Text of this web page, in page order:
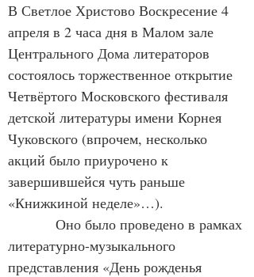
В Светлое Христово Воскресение 4
апреля в 2 часа дня в Малом зале
Центрального Дома литераторов
состоялось торжественное открытие
Четвёртого Московского фестиваля
детской литературы имени Корнея
Чуковского (впрочем, несколько
акций было приурочено к
завершившейся чуть раньше
«Книжкиной неделе»…).
литературно-музыкального
представления «День рожденья